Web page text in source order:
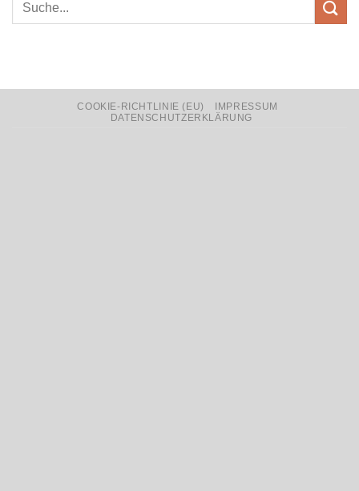
COOKIE-RICHTLINIE (EU)
IMPRESSUM
DATENSCHUTZERKLÄRUNG